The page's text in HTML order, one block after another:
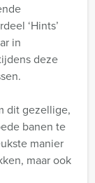
‘Hints’
in
deze
dit gezellige,
banen te
manier
maar ook